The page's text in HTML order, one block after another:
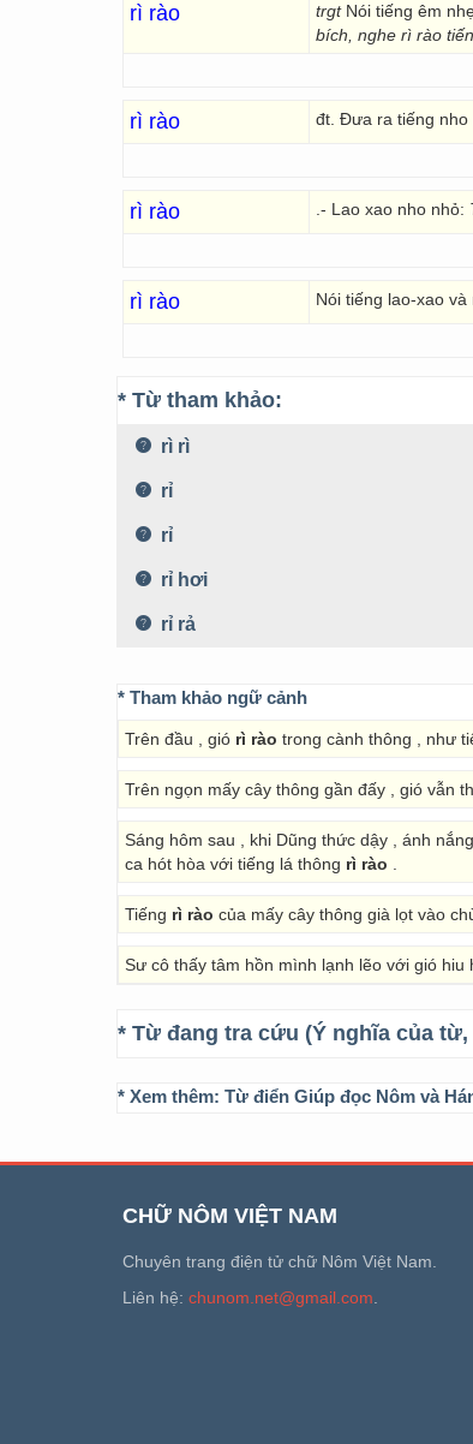
rì rào trgt Nói tiếng êm
bích, nghe rì rào
rì rào đt. Đưa ra tiếng nho
rì rào .- Lao xao nho nhỏ:
rì rào Nói tiếng lao-xao và
* Từ tham khảo:
rì rì
rỉ
rỉ
rỉ hơi
rỉ rả
* Tham khảo ngữ cảnh
Trên đầu , gió rì rào trong cành thông , như
Trên ngọn mấy cây thông gần đấy , gió vẫn
Sáng hôm sau , khi Dũng thức dậy , ánh
ca hót hòa với tiếng lá thông rì rào
Tiếng rì rào của mấy cây thông già lọt vào
Sư cô thấy tâm hồn mình lạnh lẽo với gió
* Từ đang tra cứu (Ý nghĩa của
* Xem thêm: Từ điển Giúp đọc Nôm và
CHỮ NÔM VIỆT NAM
Chuyên trang điện tử chữ Nôm Việt Nam.
Liên hệ: chunom.net@gmail.com